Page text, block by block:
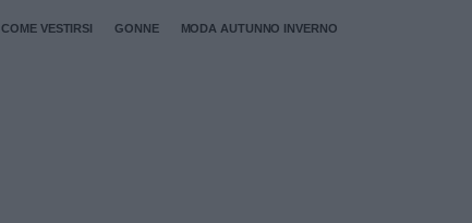
COME VESTIRSI GONNE MODA AUTUNNO INVERNO